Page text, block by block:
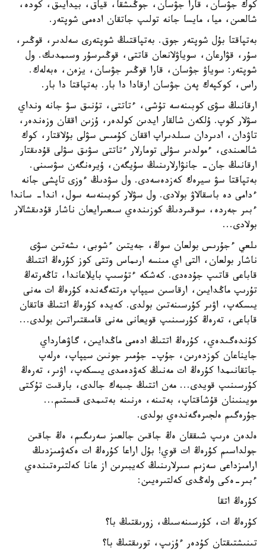
كوك جۋسان، قارا جۋسان، جوڭىشقا، قياق، بيدايىق، كودە،
شالعىن، ميا، مايسا جانە تولىپ جاتقان ادەمى شوپتەر.
بەتپاقتا بۇل شوپتەر جوق. بەتپاقتىڭ شوپتەرى سەلدىر، قوڭىر،
سۇر، قۋارعان، سوياۋلانعان قاتتى، قوڭىرسۇر وسىمدىك. ول
شوپتەر: سوياۋ جۋسان، قارا قوڭىر جۋسان، يزەن، ەبەلەك.
راس، كوكپەك پەن جۋسان ارقادا دا بار. بەتپاقتا دا بار.
ارقانىڭ سۋى كوبىنەسە تۇشى، ءتاتتى، تۇنىق سۋ جانە ونداي
سۋلار كوپ. ۇلكەن شالقار ايدىن كولدەر، ۇزىن اققان وزەندەر،
تاۋدان، ادىردان سىلدىراپ اققان كۇمىس سۋلى بۇلاقتار، كوك
شالعىندى، ءمولدىر سۋلى تومارلار ءتاتتى سۋىق سۋلى قۇدىقتار
ارقانىڭ جان- جانۋارلارىنىڭ سۇيگەن، ۇيرەنگەن سۋسىنى.
بەتپاقتا سۋ سيرەك كەزدەسەدى. ول سۋدىڭ ءوزى تاپشى جانە
ءدامى دە باسقالاۋ بولادى. ول سۋلار كوبىنەسە سول، اندا- ساندا
ءبىر جەردە، سوقىردىڭ كوزىندەي سىعىرايعان ناشار قۇدىقشالار
بولادى...
ىلعي ءجۇرىس بولعان سوڭ، جەيتىن ءشوبى، ىشەتىن سۋى
ناشار بولعان، التى اي مىنسە ارىماس وتتى كوز كۇرەڭ اتتىڭ
قاباعى قاتىپ جۇدەدى. كەشكە ءتۇسىپ بايلاعاندا، تاڭەرتەڭ
تۇرىپ ماڭدايىن، ارقاسىن سيپاپ ەرتتەگەندە كۇرەڭ ات مەنى
يىسكەپ، اۋىر كۇرسىنەتىن بولدى. كەيدە كۇرەڭ اتتىڭ قاتقان
قاباعى، تەرەڭ كۇرسىنىپ قويعانى مەنى قامىقتىراتىن بولدى...
كۇندەگىدەي، كۇرەڭ اتتىڭ ادەمى ماڭدايىن، گاۋھارداي
جايناعان كوزدەرىن، جۇپ- جۇمىر جونىن سيپاپ، ەرلەپ
جاتقانىمدا كۇرەڭ ات مەنىڭ كەۋدەمدى يىسكەپ، اۋىر، تەرەڭ
كۇرسىنىپ قويدى... مەن اتتىڭ جىبەك جالدى، بارقىت تۇكتى
مويىنىنان قۇشاقتاپ، بەتىنە، ەرنىنە بەتىمدى قىستىم...
جۇرەگىم ەلجىرەگەندەي بولدى.
ەلدەن ەرىپ شىققان ەڭ جاقىن جالعىز سەرىگىم، ەڭ جاقىن
جولداسىم كۇرەڭ ات قوي! بۇل اراعا كۇرەڭ ات ەكەۋمىزدىڭ
ارامىزداعى سەزىم سىرلارىنىڭ كەيبىرىن از عانا كەلتىرەتىندەي
ءبىر-ەكى ولەڭدى كەلتىرەيىن:
كۇرەڭ اتقا
كۇرەڭ ات، كۇرسىنەسىڭ، زورىقتىڭ با؟
تىنىشتىقتان كۇدەر ءۇزىپ، تورىقتىڭ با؟